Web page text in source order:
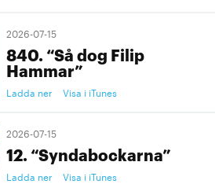
2026-07-15
840. “Så dog Filip
Hammar”
Ladda ner Visa i iTunes
2026-07-15
12. “Syndabockarna”
Ladda ner Visa i iTunes